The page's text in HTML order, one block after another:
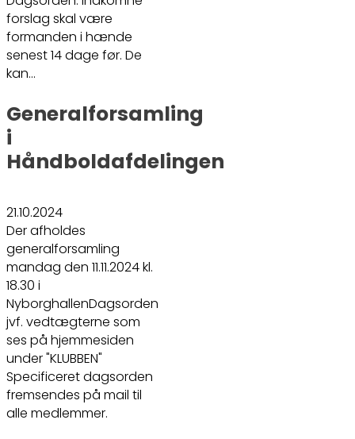
forslag skal være
formanden i hænde
senest 14 dage før. De
kan…
Generalforsamling
i
Håndboldafdelingen
21.10.2024
Der afholdes
generalforsamling
mandag den 11.11.2024 kl.
18.30 i
NyborghallenDagsorden
jvf. vedtægterne som
ses på hjemmesiden
under "KLUBBEN"
Specificeret dagsorden
fremsendes på mail til
alle medlemmer.